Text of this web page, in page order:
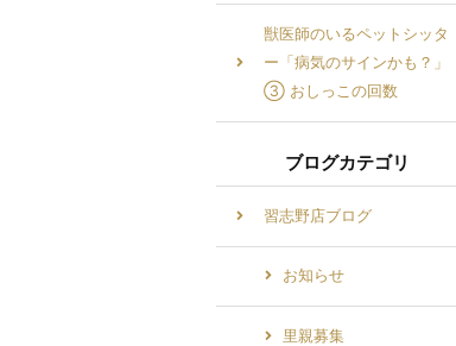
獣医師のいるペットシッタ
ー「病気のサインかも？」
③ おしっこの回数
ブログカテゴリ
習志野店ブログ
お知らせ
里親募集